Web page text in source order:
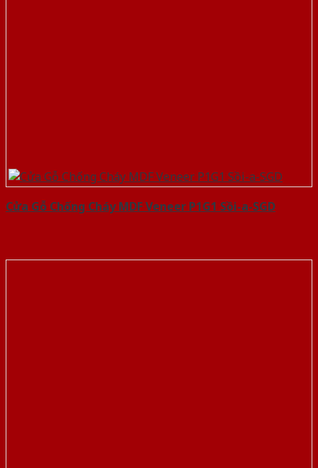
Cửa Gỗ Chống Cháy MDF Veneer P1G1 Sồi-a-SGD